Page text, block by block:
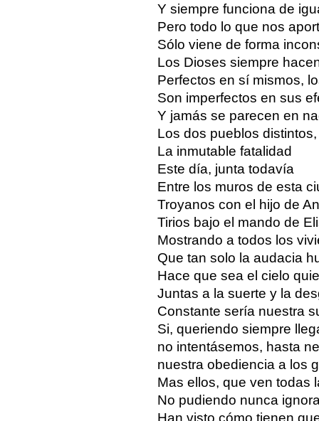
Y siempre funciona de
Pero todo lo que nos
Sólo viene de forma
Los Dioses siempre
Perfectos en sí mismos,
Son imperfectos en sus
Y jamás se parecen en
Los dos pueblos
La inmutable fatalidad
Este día, junta todavía
Entre los muros de esta
Troyanos con el hijo de
Tirios bajo el mando de
Mostrando a todos los
Que tan solo la audacia
Hace que sea el cielo
Juntas a la suerte y la
Constante sería nuestra
Si, queriendo siempre
no intentásemos, hasta
nuestra obediencia a los
Mas ellos, que ven todas
No pudiendo nunca
Han visto cómo tienen